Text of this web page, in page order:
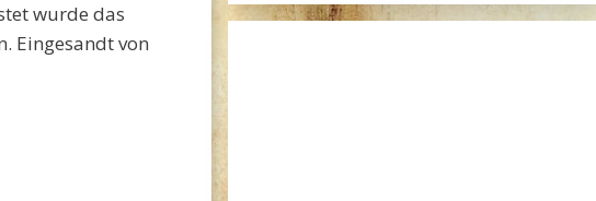
wurde das
Eingesandt von